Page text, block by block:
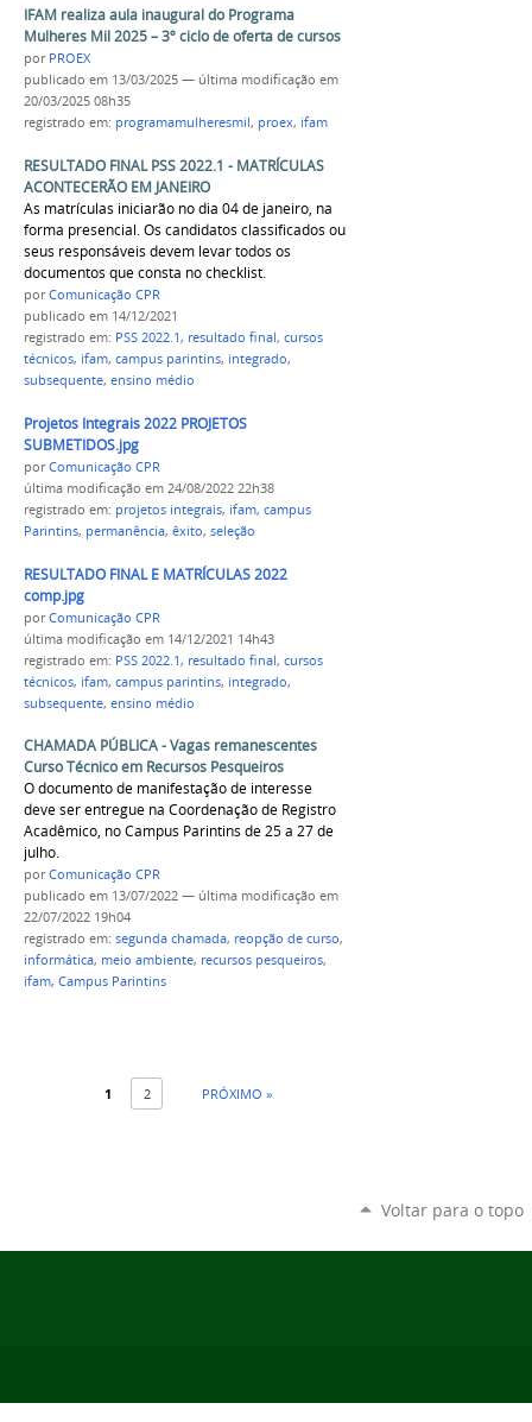
IFAM realiza aula inaugural do Programa
Mulheres Mil 2025 – 3º ciclo de oferta de cursos
por PROEX
publicado em 13/03/2025 — última modificação em
20/03/2025 08h35
registrado em: programamulheresmil, proex, ifam
RESULTADO FINAL PSS 2022.1 - MATRÍCULAS
ACONTECERÃO EM JANEIRO
As matrículas iniciarão no dia 04 de janeiro, na
forma presencial. Os candidatos classificados ou
seus responsáveis devem levar todos os
documentos que consta no checklist.
porComunicação CPR
publicado em 14/12/2021
registrado em: PSS 2022.1, resultado final, cursos
técnicos, ifam, campus parintins, integrado,
subsequente, ensino médio
Projetos Integrais 2022 PROJETOS
SUBMETIDOS.jpg
porComunicação CPR
última modificação em 24/08/2022 22h38
registrado em: projetos integrais, ifam, campus
Parintins, permanência, êxito, seleção
RESULTADO FINAL E MATRÍCULAS 2022
comp.jpg
porComunicação CPR
última modificação em 14/12/2021 14h43
registrado em: PSS 2022.1, resultado final, cursos
técnicos, ifam, campus parintins, integrado,
subsequente, ensino médio
CHAMADA PÚBLICA - Vagas remanescentes
Curso Técnico em Recursos Pesqueiros
O documento de manifestação de interesse
deve ser entregue na Coordenação de Registro
Acadêmico, no Campus Parintins de 25 a 27 de
julho.
porComunicação CPR
publicado em 13/07/2022 — última modificação em
22/07/2022 19h04
registrado em: segunda chamada, reopção de curso,
informática, meio ambiente, recursos pesqueiros,
ifam, Campus Parintins
1 2 PRÓXIMO »
Voltar para o topo